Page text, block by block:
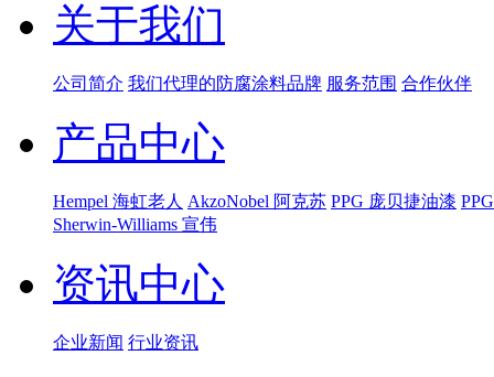
关于我们
公司简介 我们代理的防腐涂料品牌 服务范围 合作伙伴
产品中心
Hempel 海虹老人 AkzoNobel 阿克苏 PPG 庞贝捷油漆
Sherwin-Williams 宣伟
资讯中心
企业新闻 行业资讯